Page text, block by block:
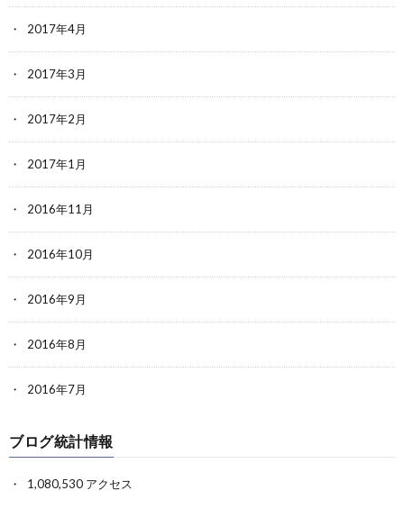
2017年4月
2017年3月
2017年2月
2017年1月
2016年11月
2016年10月
2016年9月
2016年8月
2016年7月
ブログ統計情報
1,080,530 アクセス